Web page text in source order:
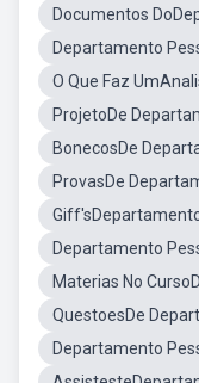
Documentos
Departamento
O Que Faz
ProjetoDe
BonecosDe
ProvasDe
Departamento
Materias No
QuestoesDe
Departamento